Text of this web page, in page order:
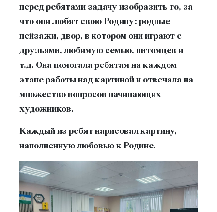
перед ребятами задачу изобразить то, за
что они любят свою Родину: родные
пейзажи, двор, в котором они играют с
друзьями, любимую семью, питомцев и
т.д. Она помогала ребятам на каждом
этапе работы над картиной и отвечала на
множество вопросов начинающих
художников.
Каждый из ребят нарисовал картину,
наполненную любовью к Родине.